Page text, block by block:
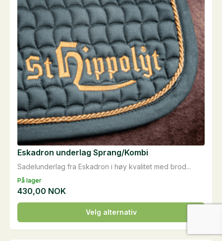
velges
på
produktsiden
På lager
Sadelunderlag fra Eskadron i høy kvalitet med brod...
Eskadron underlag Sprang/Kombi
430,00 NOK
Velg alternativ
Dette
produktet
har